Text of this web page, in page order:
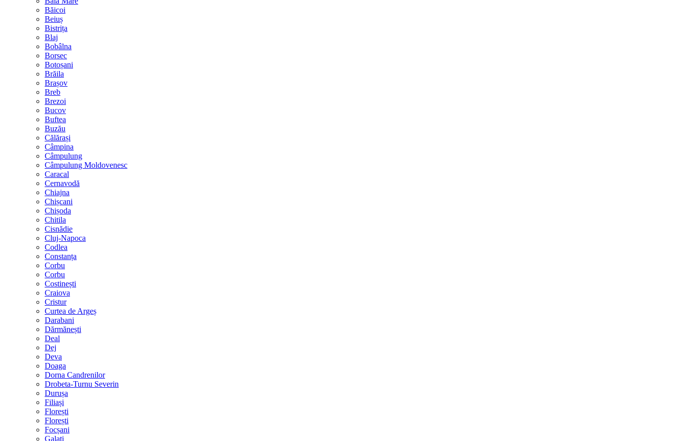
Băicoi
Beiuș
Bistrița
Blaj
Bobâlna
Borsec
Botoșani
Brăila
Brașov
Breb
Brezoi
Bucov
Buftea
Buzău
Călărași
Câmpina
Câmpulung
Câmpulung Moldovenesc
Caracal
Cernavodă
Chiajna
Chișcani
Chișoda
Chitila
Cisnădie
Cluj-Napoca
Codlea
Constanța
Corbu
Corbu
Costinești
Craiova
Cristur
Curtea de Argeș
Darabani
Dărmănești
Deal
Dej
Deva
Doaga
Dorna Candrenilor
Drobeta-Turnu Severin
Durușa
Filiași
Florești
Florești
Focșani
Galați